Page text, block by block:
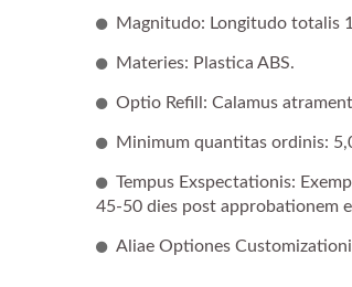
Magnitudo: Longitudo totalis
Materies: Plastica ABS.
Optio Refill: Calamus
Minimum quantitas ordinis:
Tempus Exspectationis:
45-50 dies post approbationem
Aliae Optiones